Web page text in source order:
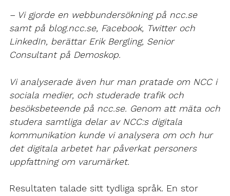
– Vi gjorde en webbundersökning på ncc.se
samt på blog.ncc.se, Facebook, Twitter och
LinkedIn, berättar Erik Bergling, Senior
Consultant på Demoskop.
Vi analyserade även hur man pratade om NCC i
sociala medier, och studerade trafik och
besöksbeteende på ncc.se. Genom att mäta och
studera samtliga delar av NCC:s digitala
kommunikation kunde vi analysera om och hur
det digitala arbetet har påverkat personers
uppfattning om varumärket.
Resultaten talade sitt tydliga språk. En stor